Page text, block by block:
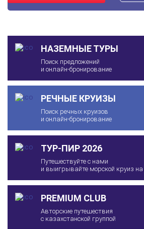
НАЗЕМНЫЕ ТУРЫ
Поиск предложений
и онлайн-бронирование
РЕЧНЫЕ КРУИЗЫ
Поиск речных круизов
и онлайн-бронирование
ТУР-ПИР 2026
Путешествуйте с нами
и выигрывайте морской круиз на
PREMIUM CLUB
Авторские путешествия
с казахстанской группой